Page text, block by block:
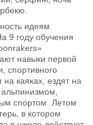
идеям
9 году обучения
навыки первой
спортивного
каяках, ездят на
спортом. Летом
в котором